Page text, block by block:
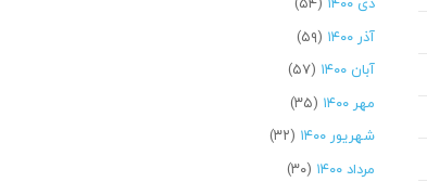
آذر ۱۴۰۰
(۵۹)
آبان ۱۴۰۰
(۵۷)
مهر ۱۴۰۰
(۳۵)
شهریور ۱۴۰۰
(۳۲)
مرداد ۱۴۰۰
(۳۰)